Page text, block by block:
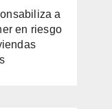
a
en riesgo